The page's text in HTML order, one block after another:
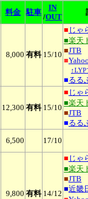
料金 駐車
IN
/OUT
8,000 有料 15/10
■ じゃ
■楽天
■JTB
■
■るる
12,300 有料 15/10
■ じゃ
■楽天
■JTB
■るる
6,500 17/10
9,800 有料 14/12
■ じゃ
■楽天
■JTB
■近畿